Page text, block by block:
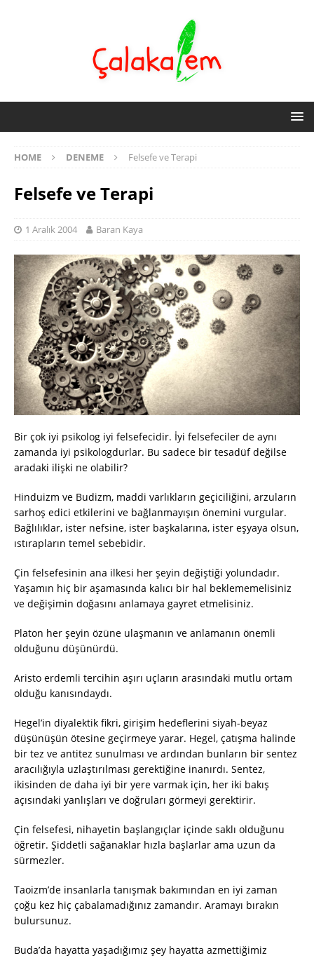
HOME DENEME Felsefe ve Terapi
Felsefe ve Terapi
1 Aralık 2004 Baran Kaya
Bir çok iyi psikolog iyi felsefecidir. İyi felsefeciler de aynı
zamanda iyi psikologdurlar. Bu sadece bir tesadüf değilse
aradaki ilişki ne olabilir?
Hinduizm ve Budizm, maddi varlıkların geçiciliğini, arzuların
sarhoş edici etkilerini ve bağlanmayışın önemini vurgular.
Bağlılıklar, ister nefsine, ister başkalarına, ister eşyaya olsun,
ıstırapların temel sebebidir.
Çin felsefesinin ana ilkesi her şeyin değiştiği yolundadır.
Yaşamın hiç bir aşamasında kalıcı bir hal beklememelisiniz
ve değişimin doğasını anlamaya gayret etmelisiniz.
Platon her şeyin özüne ulaşmanın ve anlamanın önemli
olduğunu düşünürdü.
Aristo erdemli tercihin aşırı uçların arasındaki mutlu ortam
olduğu kanısındaydı.
Hegel’in diyalektik fikri, girişim hedeflerini siyah-beyaz
düşünüşün ötesine geçirmeye yarar. Hegel, çatışma halinde
bir tez ve antitez sunulması ve ardından bunların bir sentez
aracılığıyla uzlaştırılması gerektiğine inanırdı. Sentez,
ikisinden de daha iyi bir yere varmak için, her iki bakış
açısındaki yanlışları ve doğruları görmeyi gerektirir.
Çin felsefesi, nihayetin başlangıçlar içinde saklı olduğunu
öğretir. Şiddetli sağanaklar hızla başlarlar ama uzun da
sürmezler.
Taoizm’de insanlarla tanışmak bakımından en iyi zaman
çoğu kez hiç çabalamadığınız zamandır. Aramayı bırakın
bulursunuz.
Buda’da hayatta yaşadığımız şey hayatta azmettiğimiz